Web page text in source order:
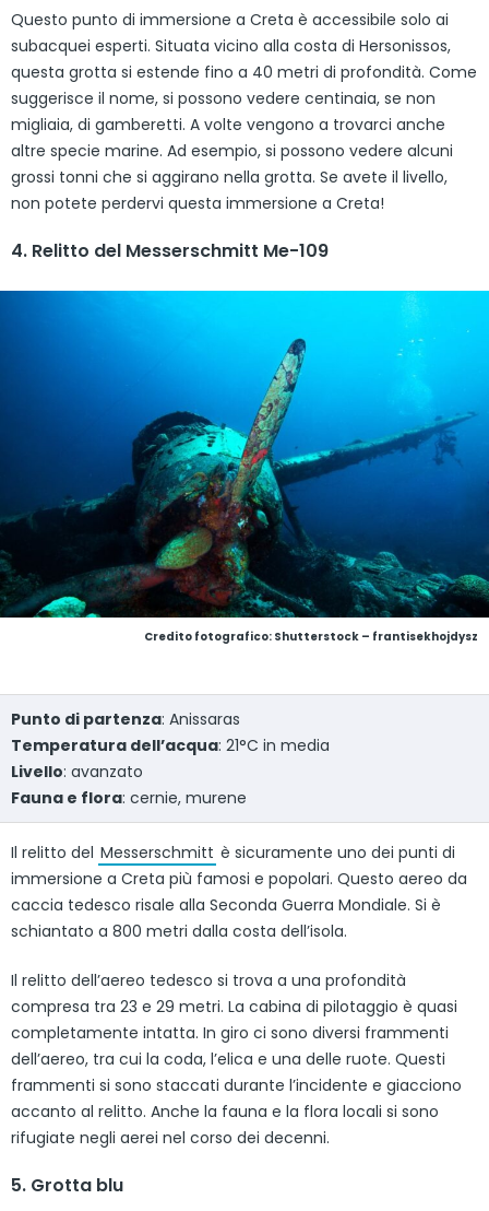
Questo punto di immersione a Creta è accessibile solo ai
subacquei esperti. Situata vicino alla costa di Hersonissos,
questa grotta si estende fino a 40 metri di profondità. Come
suggerisce il nome, si possono vedere centinaia, se non
migliaia, di gamberetti. A volte vengono a trovarci anche
altre specie marine. Ad esempio, si possono vedere alcuni
grossi tonni che si aggirano nella grotta. Se avete il livello,
non potete perdervi questa immersione a Creta!
4. Relitto del Messerschmitt Me-109
Credito fotografico: Shutterstock – frantisekhojdysz
Punto di partenza: Anissaras
Temperatura dell’acqua: 21°C in media
Livello: avanzato
Fauna e flora: cernie, murene
Il relitto del Messerschmitt è sicuramente uno dei punti di
immersione a Creta più famosi e popolari. Questo aereo da
caccia tedesco risale alla Seconda Guerra Mondiale. Si è
schiantato a 800 metri dalla costa dell’isola.
Il relitto dell’aereo tedesco si trova a una profondità
compresa tra 23 e 29 metri. La cabina di pilotaggio è quasi
completamente intatta. In giro ci sono diversi frammenti
dell’aereo, tra cui la coda, l’elica e una delle ruote. Questi
frammenti si sono staccati durante l’incidente e giacciono
accanto al relitto. Anche la fauna e la flora locali si sono
rifugiate negli aerei nel corso dei decenni.
5. Grotta blu